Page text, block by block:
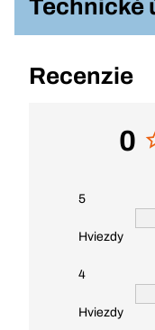
Technické
Recenzie
0
5
Hviezdy
4
Hviezdy